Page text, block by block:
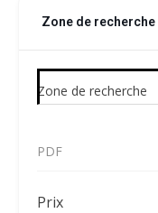
Zone de recherche
Zone de recherche
PDF
Prix